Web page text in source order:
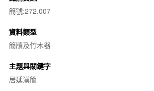
簡號:272.007
資料類型
簡牘及竹木器
主題與關鍵字
居延漢簡